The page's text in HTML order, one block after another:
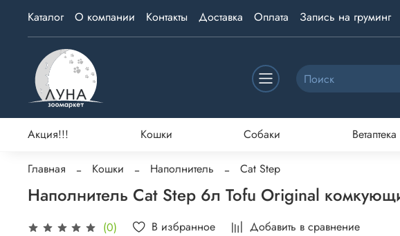
Каталог О компании Контакты Доставка Оплата Запись на груминг
Акция!!! Кошки Собаки Ветаптека
Главная Кошки Наполнитель Cat Step
Наполнитель Cat Step 6л Tofu Original
(0) В избранное Добавить в сравнение